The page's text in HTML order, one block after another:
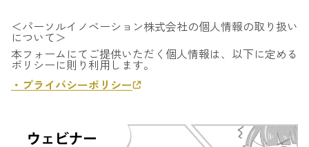
＜パーソルイノベーション株式会社の個人情報の取り扱い
について＞
本フォームにてご提供いただく個人情報は、以下に定める
ポリシーに則り利用します。
・プライバシーポリシー